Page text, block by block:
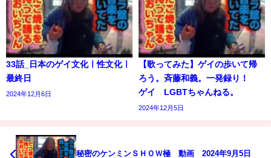
33話_日本のゲイ文化ㅣ性文化ㅣ
最終日
2024年12月6日
【歌ってみた】ゲイの歩いて帰
ろう。斉藤和義。一発録り！
ゲイ LGBTちゃんねる。
2024年12月5日
秘密のケンミンＳＨＯＷ極 動画 2024年9月5日